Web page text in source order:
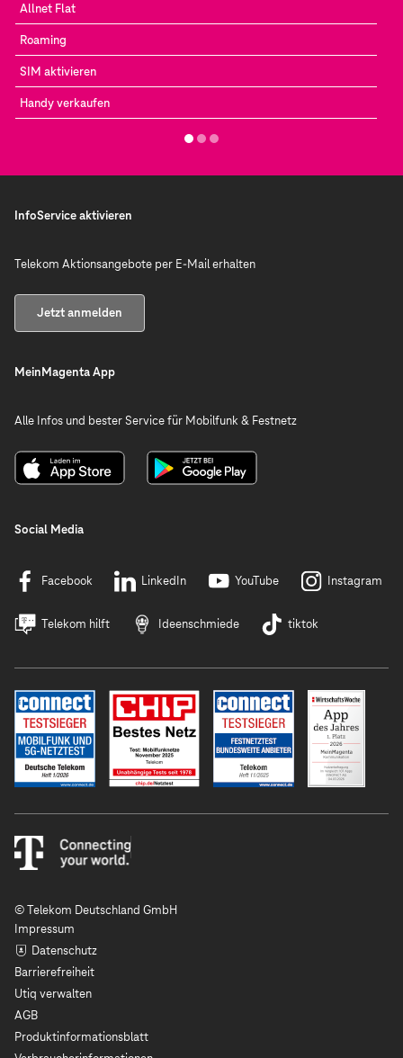
Allnet Flat
Roaming
SIM aktivieren
Handy verkaufen
InfoService aktivieren
Telekom Aktionsangebote per E-Mail erhalten
Jetzt anmelden
MeinMagenta App
Alle Infos und bester Service für Mobilfunk & Festnetz
Social Media
Facebook LinkedIn YouTube Instagram
Telekom hilft Ideenschmiede tiktok
© Telekom Deutschland GmbH
Impressum
Datenschutz
Barrierefreiheit
Utiq verwalten
AGB
Produktinformationsblatt